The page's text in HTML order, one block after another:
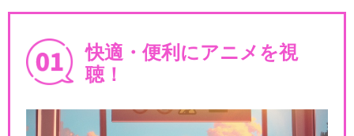
話)
あたしンちNEXT
快適・便利にアニメを視
聴！